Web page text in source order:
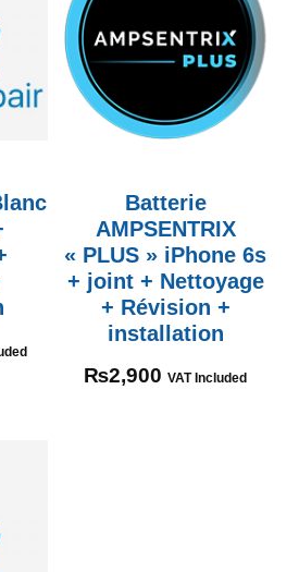
Batterie
AMPSENTRIX
« PLUS » iPhone 6s
+ joint + Nettoyage
+ Révision +
installation
₨2,900 VAT Included